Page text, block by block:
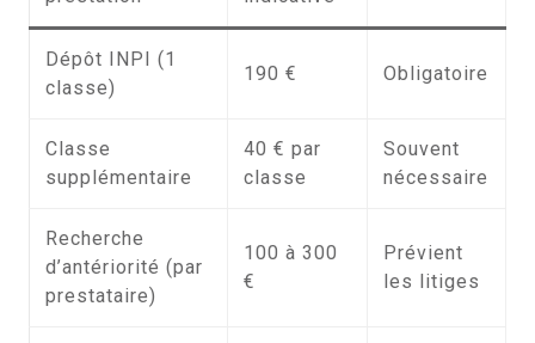
Dépôt INPI (1
classe)
190 € Obligatoire
Classe
supplémentaire
40 € par
classe
Souvent
nécessaire
Recherche
d’antériorité (par
prestataire)
100 à 300
€
Prévient
les litiges